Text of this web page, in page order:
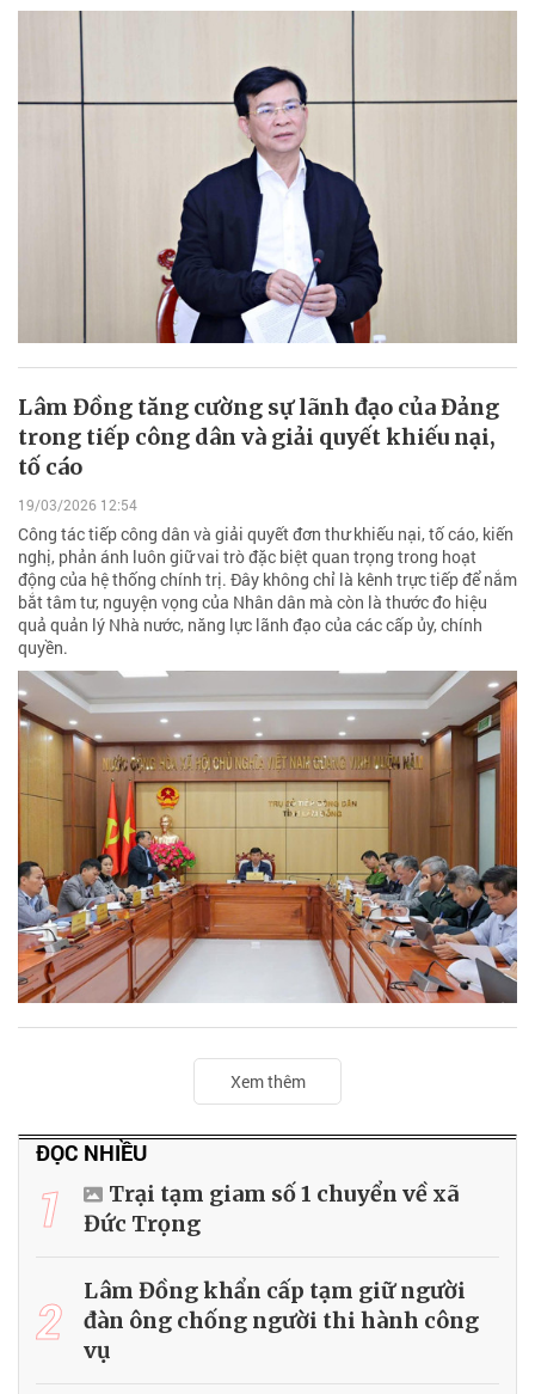
Lâm Đồng tăng cường sự lãnh đạo của Đảng
trong tiếp công dân và giải quyết khiếu nại,
tố cáo
19/03/2026 12:54
Công tác tiếp công dân và giải quyết đơn thư khiếu nại, tố cáo, kiến
nghị, phản ánh luôn giữ vai trò đặc biệt quan trọng trong hoạt
động của hệ thống chính trị. Đây không chỉ là kênh trực tiếp để nắm
bắt tâm tư, nguyện vọng của Nhân dân mà còn là thước đo hiệu
quả quản lý Nhà nước, năng lực lãnh đạo của các cấp ủy, chính
quyền.
Xem thêm
ĐỌC NHIỀU
1
Trại tạm giam số 1 chuyển về xã
Đức Trọng
2
Lâm Đồng khẩn cấp tạm giữ người
đàn ông chống người thi hành công
vụ